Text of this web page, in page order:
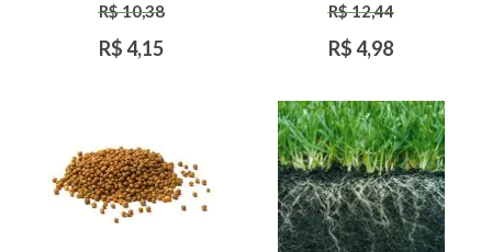
R$ 10,38
R$ 4,15
R$ 12,44
R$ 4,98